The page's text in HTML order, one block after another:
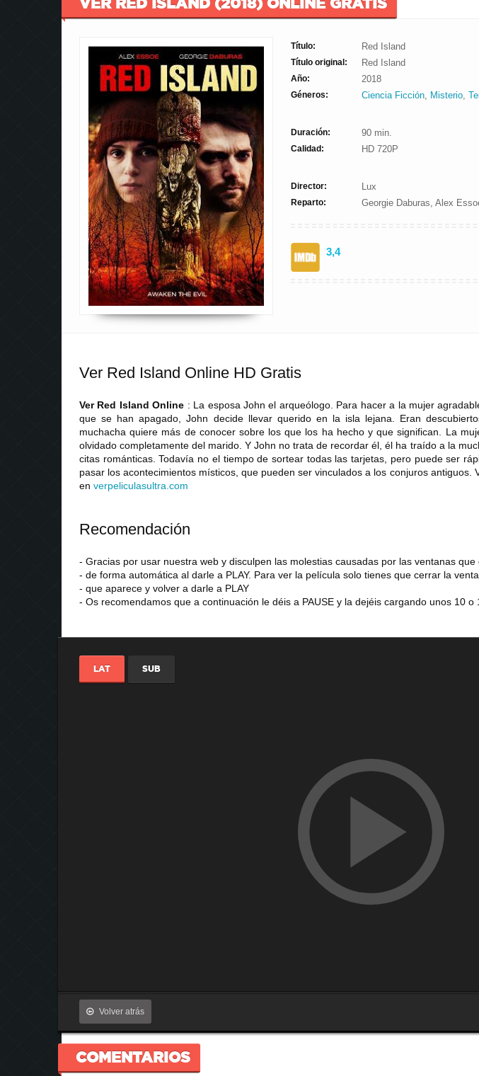
Título: Red Island
Título original: Red Island
Año: 2018
Géneros: Ciencia Ficción, Misterio,
Duración: 90 min.
Calidad: HD 720P
Director: Lux
Reparto: Georgie Daburas, Alex
3,4
Ver Red Island Online HD Gratis
Ver Red Island Online : La esposa John el arqueólogo. Para hacer a la mujer
que se han apagado, John decide llevar querido en la isla lejana. Eran
muchacha quiere más de conocer sobre los que los ha hecho y que significan. La
olvidado completamente del marido. Y John no trata de recordar él, él ha traído a la
citas románticas. Todavía no el tiempo de sortear todas las tarjetas, pero puede ser
pasar los acontecimientos místicos, que pueden ser vinculados a los conjuros antiguos.
en verpeliculasultra com
Recomendación
- Gracias por usar nuestra web y disculpen las molestias causadas por las ventanas que
- de forma automática al darle a PLAY. Para ver la película solo tienes que cerrar la
- que aparece y volver a darle a PLAY
- Os recomendamos que a continuación le déis a PAUSE y la dejéis cargando unos 10
LAT SUB
Volver atrás
COMENTARIOS